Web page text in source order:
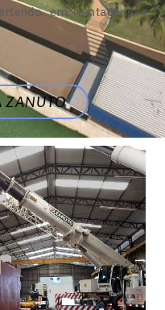
em vantagens e
ZANUTO